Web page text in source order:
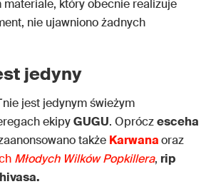
materiale, który obecnie realizuje
nie ujawniono żadnych
jedyny
nie jest jedynym świeżym
ekipyGUGU. Opróczesceha
także Karwanaoraz
Młodych Wilków Popkillera, rip